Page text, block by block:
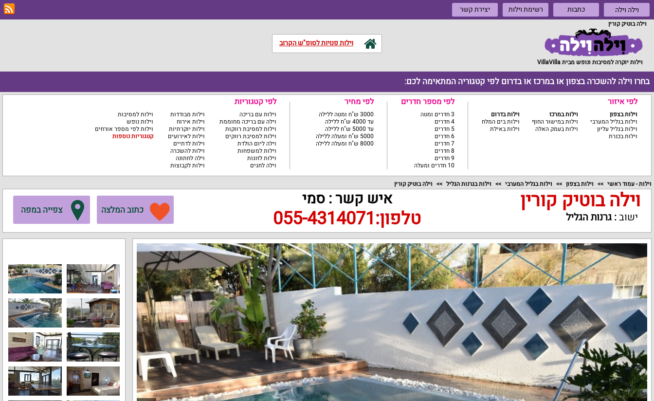
וילה וילה כתבות רשימת וילות יצירת קשר
וילה בוטיק קורין
וילות פנויות לסופ"ש הקרוב
וילות יוקרה למסיבות ונופש מבית VillaVilla
בחרו וילה להשכרה בצפון או במרכז או בדרום לפי קטגוריה המתאימה לכם:
לפי איזור
וילות בצפון
וילות בגליל המערבי
וילות בגליל עליון
וילות בכנרת
וילות במרכז
וילות במישור החוף
וילות בעמק האלה
וילות בדרום
וילות בים המלח
וילות באילת
לפי מספר חדרים
3 חדרים ומטה
4 חדרים
5 חדרים
6 חדרים
7 חדרים
8 חדרים
9 חדרים
10 חדרים ומעלה
לפי מחיר
3000 ש"ח ומטה ללילה
עד 4000 ש"ח ללילה
עד 5000 ש"ח ללילה
5000 ש"ח ומעלה ללילה
8000 ש"ח ומעלה ללילה
לפי קטגוריות
וילות עם בריכה
וילה עם בריכה מחוממת
וילות למסיבת רווקות
וילות למסיבת רווקים
וילה ליום הולדת
וילות למשפחות
וילות לזוגות
וילה לחגים
וילות מבודדות
וילות אירוח
וילות יוקרתיות
וילות לאירועים
וילות לדתיים
וילות להשכרה
וילה לחתונה
וילות לקבוצות
וילות למסיבות
וילות נופש
וילות לפי מספר אורחים
קטגוריות נוספות
וילות - עמוד ראשי וילות בצפון וילות בגליל המערבי וילות בגרנות הגליל וילה בוטיק קורין
כתוב המלצה צפייה במפה וילה בוטיק קורין
ישוב: גרנות הגליל
איש קשר : סמי
טלפון:055-4314071